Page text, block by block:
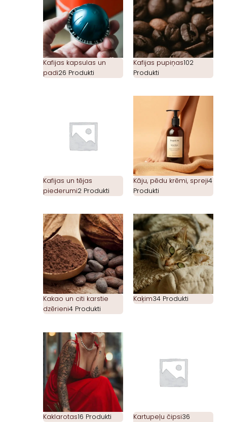
Kafijas kapsulas un
padi26 Produkti
Kafijas pupiņas102
Produkti
Kafijas un tējas
piederumi2 Produkti
Kāju, pēdu krēmi, spreji4
Produkti
Kakao un citi karstie
dzērieni4 Produkti
Kaķim34 Produkti
Kaklarotas16 Produkti Kartupeļu čipsi36